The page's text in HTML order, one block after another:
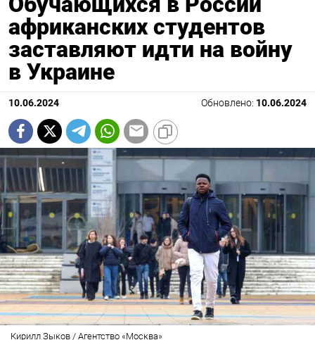
африканских студентов
заставляют идти на войну
в Украине
10.06.2024 Обновлено: 10.06.2024
Кирилл Зыков / Агентство «Москва»